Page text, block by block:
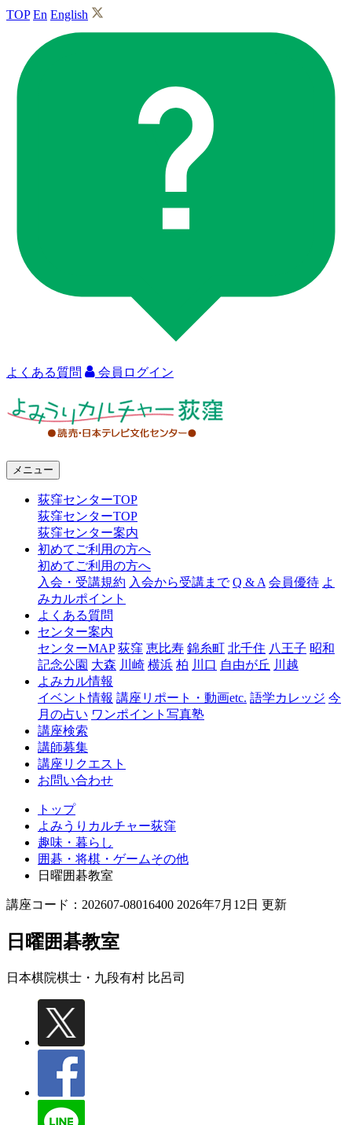
TOP En English
よくある質問 会員ログイン
ャ
窪
メニュー
荻窪センターTOP
荻窪センターTOP
荻窪センター案内
初めてご利用の方へ
初めてご利用の方へ
入会・受講規約 入会から受講まで Q & A 会員優待 よ
みカルポイント
よくある質問
センター案内
センターMAP 荻窪 恵比寿 錦糸町 北千住 八王子 昭和
記念公園 大森 川崎 横浜 柏 川口 自由が丘 川越
よみカル情報
イベント情報 講座リポート・動画etc. 語学カレッジ 今
月の占い ワンポイント写真塾
講座検索
講師募集
講座リクエスト
お問い合わせ
トップ
よみうりカルチャー荻窪
趣味・暮らし
囲碁・将棋・ゲームその他
日曜囲碁教室
講座コード：202607-08016400 2026年7月12日 更新
日曜囲碁教室
日本棋院棋士・九段有村 比呂司